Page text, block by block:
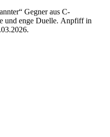
Gegner aus C-
und enge Duelle. Anpfiff in